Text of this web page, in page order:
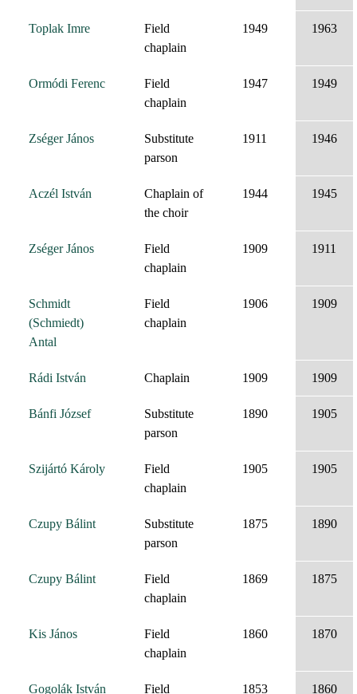
Toplak Imre
Field
chaplain
1949 1963
Ormódi Ferenc
Field
chaplain
1947 1949
Zséger János
Substitute
parson
1911 1946
Aczél István
Chaplain of
the choir
1944 1945
Zséger János
Field
chaplain
1909 1911
Schmidt
(Schmiedt)
Antal
Field
chaplain
1906 1909
Rádi István Chaplain 1909 1909
Bánfi József
Substitute
parson
1890 1905
Szijártó Károly
Field
chaplain
1905 1905
Czupy Bálint
Substitute
parson
1875 1890
Czupy Bálint
Field
chaplain
1869 1875
Kis János
Field
chaplain
1860 1870
Gogolák István
Field
1853 1860